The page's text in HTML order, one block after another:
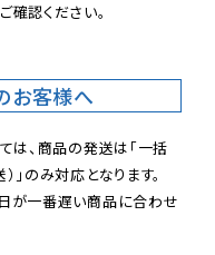
確認ください。
お客様へ
は、商品の発送は「一括
」のみ対応となります。
が一番遅い商品に合わせ